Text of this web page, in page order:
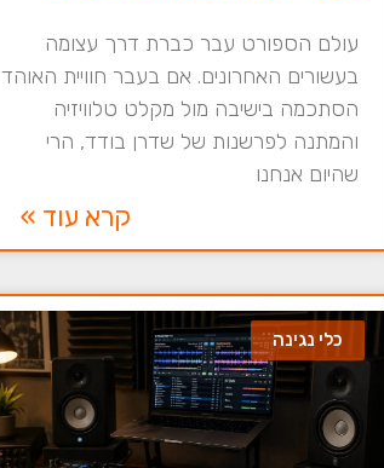
עולם הספורט עבר כברת דרך עצומה
בעשורים האחרונים. אם בעבר חוויית האוהד
הסתכמה בישיבה מול מקלט טלוויזיה
והמתנה לפרשנות של שדרן בודד, הרי
שהיום אנחנו
קרא עוד »
כלי נגינה